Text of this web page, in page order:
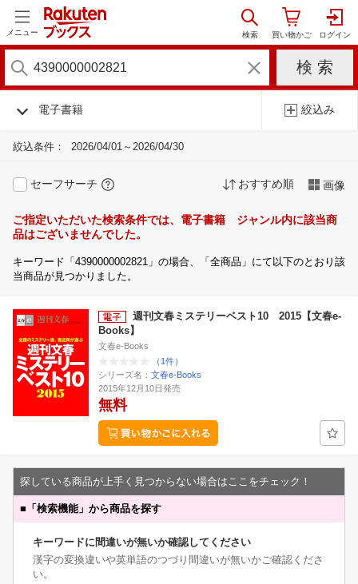
メニュー
電子書籍 絞込み
絞込条件： 2026/04/01～2026/04/30
セーフサーチ おすすめ順 画像
ご指定いただいた検索条件では、電子書籍 ジャンル内に該当商
品はございませんでした。
キーワード「4390000002821」の場合、「全商品」にて以下のとおり該
当商品が見つかりました。
週刊文春ミステリーベスト10 2015【文春e-
Books】
文春e-Books
（1件）
シリーズ名： 文春e-Books
2015年12月10日発売
無料
探している商品が上手く見つからない場合はここをチェック！
■ 「検索機能」から商品を探す
キーワードに間違いが無いか確認してください
漢字の変換違いや英単語のつづり間違いが無いかご確認くださ
い。